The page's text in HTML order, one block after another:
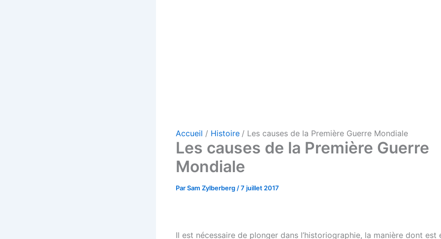
Accueil Histoire Les causes de la Première Guerre Mondiale
Les causes de la Première Guerre
Mondiale
ParSam Zylberberg /7 juillet 2017
Il est nécessaire de plonger dans l’historiographie, la manière dont est